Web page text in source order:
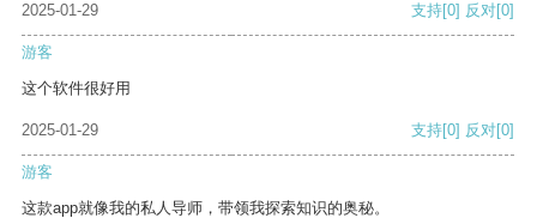
2025-01-29 支持[0] 反对[0]
游客
这个软件很好用
2025-01-29 支持[0] 反对[0]
游客
这款app就像我的私人导师，带领我探索知识的奥秘。